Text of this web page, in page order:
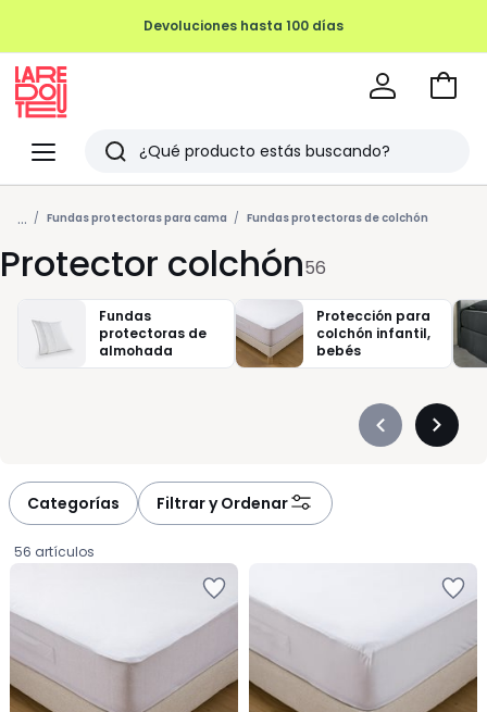
REMATE FINAL HASTA -70%
Menu
Redoute
Buscar
Últimos
artículos
vistos
Ir
... Fundas protectoras para cama Fundas protectoras de colchón
Protector colchón56
Fundas
protectoras de
almohada
Protección para
colchón infantil,
bebés
Précédent
Categorías Filtrar y Ordenar
56 artículos